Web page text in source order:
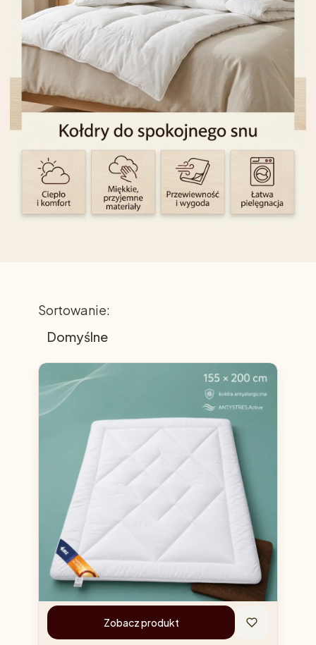
Lista produktów
Sortowanie:
Domyślne
Zobacz produkt